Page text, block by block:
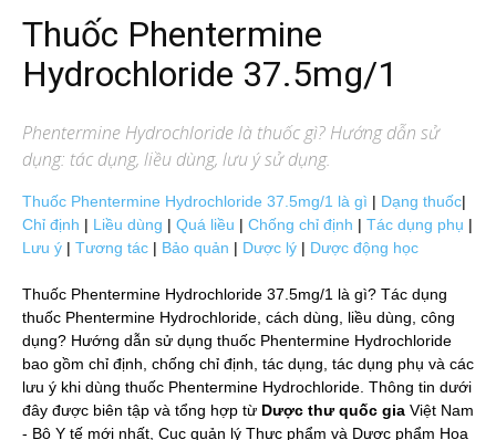
Thuốc Phentermine
Hydrochloride 37.5mg/1
Phentermine Hydrochloridelà thuốc gì? Hướng dẫn sử
dụng: tác dụng, liều dùng, lưu ý sử dụng.
Thuốc Phentermine Hydrochloride 37.5mg/1 là gì | Dạng thuốc|
Chỉ định | Liều dùng | Quá liều | Chống chỉ định | Tác dụng phụ |
Lưu ý | Tương tác | Bảo quản | Dược lý | Dược động học
Thuốc Phentermine Hydrochloride 37.5mg/1 là gì? Tác dụng
thuốc Phentermine Hydrochloride, cách dùng, liều dùng, công
dụng? Hướng dẫn sử dụng thuốc Phentermine Hydrochloride
bao gồm chỉ định, chống chỉ định, tác dụng, tác dụng phụ và các
lưu ý khi dùng thuốc Phentermine Hydrochloride. Thông tin dưới
đây được biên tập và tổng hợp từ Dược thư quốc gia Việt Nam
- Bộ Y tế mới nhất, Cục quản lý Thực phẩm và Dược phẩm Hoa